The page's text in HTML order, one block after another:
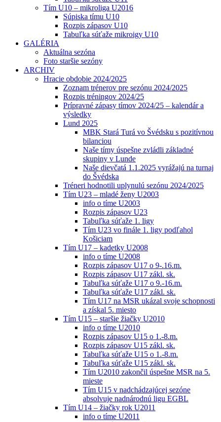
Tím U10 – mikroliga U2016
Súpiska tímu U10
Rozpis zápasov U10
Tabuľka súťaže mikroigy U10
GALÉRIA
Aktuálna sezóna
Foto staršie sezóny
ARCHIV
Hracie obdobie 2024/2025
Zoznam trénerov pre sezónu 2024/2025
Rozpis tréningov 2024/25
Prípravné zápasy tímov 2024/25 – kalendár a
výsledky
Lund 2025
MBK Stará Turá vo Švédsku s pozitívnou
bilanciou
Naše tímy úspešne zvládli základné
skupiny v Lunde
Naše dievčatá 1.1.2025 vyrážajú na turnaj
do Švédska
Tréneri hodnotili uplynulú sezónu 2024/2025
Tím U23 – mladé ženy U2003
info o tíme U2003
Rozpis zápasov U23
Tabuľka súťaže 1. ligy
Tím U23 vo finále 1. ligy podľahol
Košiciam
Tím U17 – kadetky U2008
info o tíme U2008
Rozpis zápasov U17 o 9-.16.m.
Rozpis zápasov U17 zákl. sk.
Tabuľka súťaže U17 o 9.-16.m.
Tabuľka súťaže U17 zákl. sk.
Tím U17 na MSR ukázal svoje schopnosti
a získal 5. miesto
Tím U15 – staršie žiačky U2010
info o tíme U2010
Rozpis zápasov U15 o 1.-8.m.
Rozpis zápasov U15 zákl. sk.
Tabuľka súťaže U15 o 1.-8.m.
Tabuľka súťaže U15 zákl. sk.
Tím U2010 zakončil úspešne MSR na 5.
mieste
Tím U15 v nadchádzajúcej sezóne
absolvuje nadnárodnú ligu EGBL
Tím U14 – žiačky rok U2011
info o tíme U2011